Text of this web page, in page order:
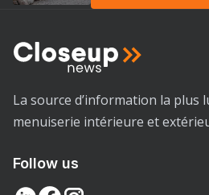
La source d’information la plus
menuiserie intérieure et
Follow us